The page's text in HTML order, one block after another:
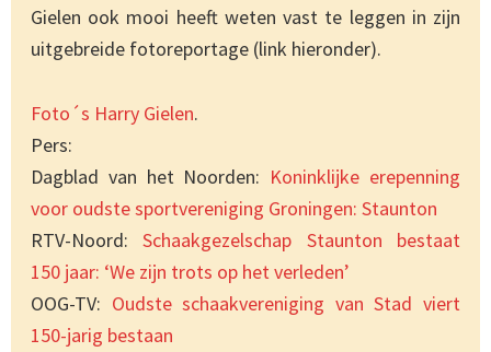
Gielen ook mooi heeft weten vast te leggen in zijn
uitgebreide fotoreportage (link hieronder).
Foto´s Harry Gielen.
Pers:
Dagblad van het Noorden: Koninklijke erepenning
voor oudste sportvereniging Groningen: Staunton
RTV-Noord:Schaakgezelschap Staunton bestaat
150 jaar: ‘We zijn trots op het verleden’
OOG-TV: Oudste schaakvereniging van Stad viert
150-jarig bestaan